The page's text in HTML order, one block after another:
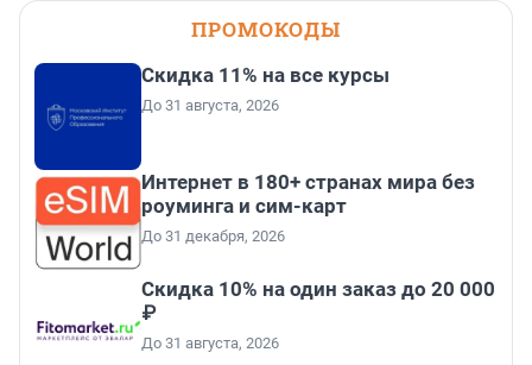
ПРОМОКОДЫ
Скидка 11% на все курсы
До 31 августа, 2026
Интернет в 180+ странах мира без
роуминга и сим-карт
До 31 декабря, 2026
Скидка 10% на один заказ до 20 000
₽
До 31 августа, 2026